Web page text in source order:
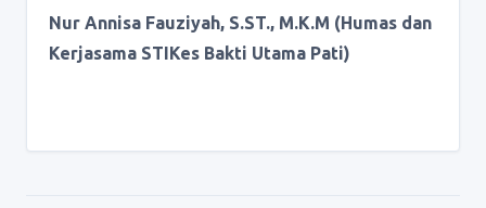
Nur Annisa Fauziyah, S.ST., M.K.M (Humas dan
Kerjasama STIKes Bakti Utama Pati)